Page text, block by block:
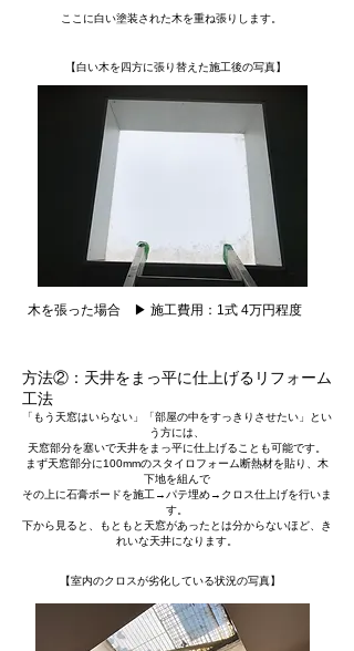
​ここに白い塗装された木を重ね張りします。
【白い木を四方に張り替えた施工後の写真】
木を張った場合 ▶ 施工費用：1式 4万円程度
方法②：天井をまっ平に仕上げるリフォーム
工法
「もう天窓はいらない」「部屋の中をすっきりさせたい」とい
う方には、
天窓部分を塞いで天井をまっ平に仕上げることも可能です。
まず天窓部分に100mmのスタイロフォーム断熱材を貼り、木
下地を組んで
その上に石膏ボードを施工→パテ埋め→クロス仕上げを行いま
す。
下から見ると、もともと天窓があったとは分からないほど、き
れいな天井になります。
【室内のクロスが劣化している状況の写真】